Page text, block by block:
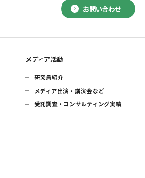
お問い合わせ
メディア活動
研究員紹介
メディア出演・講演会など
受託調査・コンサルティング実績